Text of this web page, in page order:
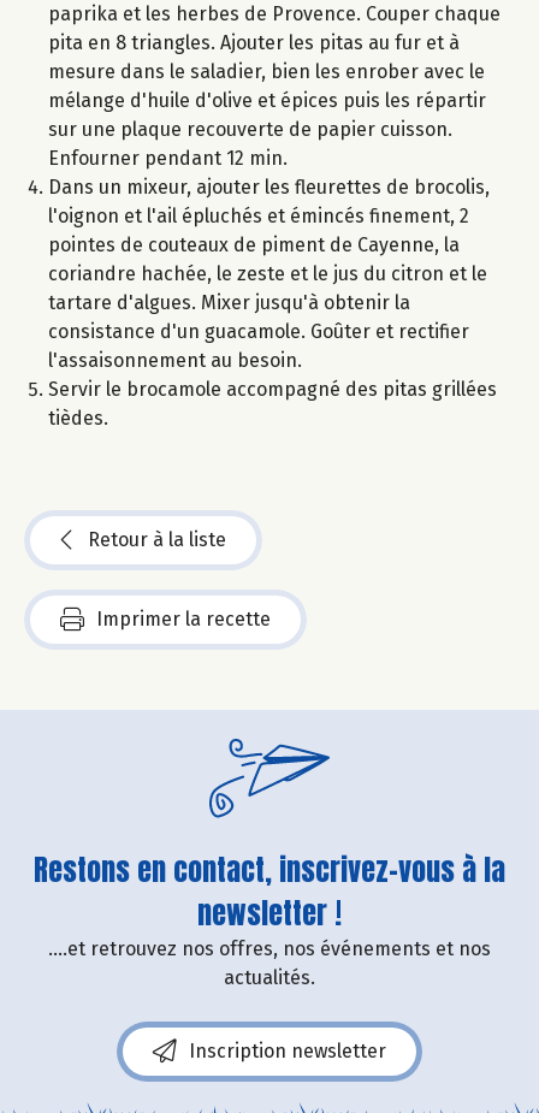
paprika et les herbes de Provence. Couper chaque
pita en 8 triangles. Ajouter les pitas au fur et à
mesure dans le saladier, bien les enrober avec le
mélange d'huile d'olive et épices puis les répartir
sur une plaque recouverte de papier cuisson.
Enfourner pendant 12 min.
Dans un mixeur, ajouter les fleurettes de brocolis,
l'oignon et l'ail épluchés et émincés finement, 2
pointes de couteaux de piment de Cayenne, la
coriandre hachée, le zeste et le jus du citron et le
tartare d'algues. Mixer jusqu'à obtenir la
consistance d'un guacamole. Goûter et rectifier
l'assaisonnement au besoin.
Servir le brocamole accompagné des pitas grillées
tièdes.
Retour à la liste
Imprimer la recette
Restons en contact, inscrivez-vous à la
newsletter !
....et retrouvez nos offres, nos événements et nos
actualités.
Inscription newsletter